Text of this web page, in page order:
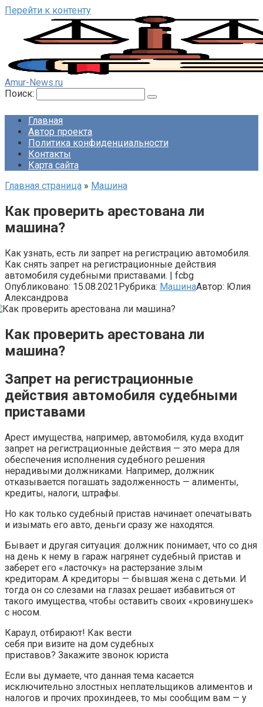
Перейти к контенту
Amur-News.ru
Поиск:
Главная
Автор проекта
Политика конфиденциальности
Контакты
Карта сайта
Главная страница » Машина
Как проверить арестована ли
машина?
Как узнать, есть ли запрет на регистрацию автомобиля.
Как снять запрет на регистрационные действия
автомобиля судебными приставами. | fcbg
Опубликовано: 15.08.2021Рубрика: МашинаАвтор: Юлия
Александрова
Как проверить арестована ли
машина?
Запрет на регистрационные
действия автомобиля судебными
приставами
Арест имущества, например, автомобиля, куда входит
запрет на регистрационные действия — это мера для
обеспечения исполнения судебного решения
нерадивыми должниками. Например, должник
отказывается погашать задолженность — алименты,
кредиты, налоги, штрафы.
Но как только судебный пристав начинает опечатывать
и изымать его авто, деньги сразу же находятся.
Бывает и другая ситуация: должник понимает, что со дня
на день к нему в гараж нагрянет судебный пристав и
заберет его «ласточку» на растерзание злым
кредиторам. А кредиторы — бывшая жена с детьми. И
тогда он со слезами на глазах решает избавиться от
такого имущества, чтобы оставить своих «кровинушек»
с носом.
Караул, отбирают! Как вести
себя при визите на дом судебных
приставов? Закажите звонок юриста
Если вы думаете, что данная тема касается
исключительно злостных неплательщиков алиментов и
налогов и прочих прохиндеев, то мы сообщим вам — у